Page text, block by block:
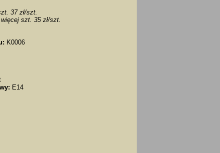
37 zł/szt.
szt. 35 zł/szt.
K0006
E14